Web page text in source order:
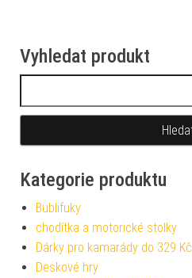
Vyhledat produkt
Kategorie produktu
Bublifuky
chodítka a motorické stolky
Dárky pro kamarády do 329 Kč
Deskové hry